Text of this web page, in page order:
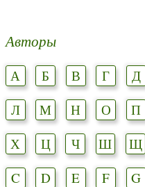
Авторы
А Б В Г Д
Л
М Н О П
Х
Ц Ч Ш Щ
C
D E F G